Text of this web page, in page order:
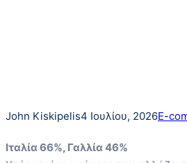
John Kiskipelis4 Ιουλίου, 2026E-
Ιταλία 66%, Γαλλία 46%